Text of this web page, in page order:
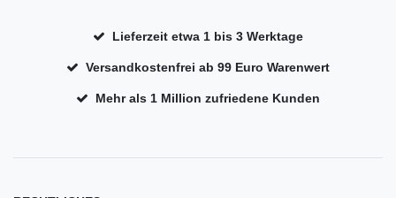
Lieferzeit etwa 1 bis 3 Werktage
Versandkostenfrei ab 99 Euro Warenwert
Mehr als 1 Million zufriedene Kunden